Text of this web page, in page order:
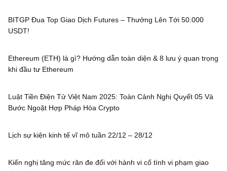
BITGP Đua Top Giao Dịch Futures – Thưởng Lên Tới 50.000
USDT!
Ethereum (ETH) là gì? Hướng dẫn toàn diện & 8 lưu ý quan trọng
khi đầu tư Ethereum
Luật Tiền Điện Tử Việt Nam 2025: Toàn Cảnh Nghị Quyết 05 Và
Bước Ngoặt Hợp Pháp Hóa Crypto
Lịch sự kiện kinh tế vĩ mô tuần 22/12 – 28/12
Kiến nghị tăng mức răn đe đối với hành vi cố tình vi phạm giao